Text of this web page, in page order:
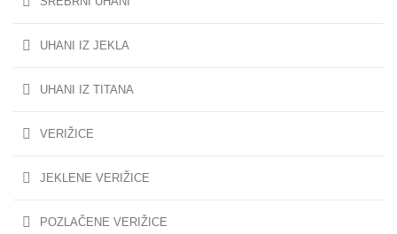
UHANI IZ JEKLA
UHANI IZ TITANA
VERIŽICE
JEKLENE VERIŽICE
POZLAČENE VERIŽICE